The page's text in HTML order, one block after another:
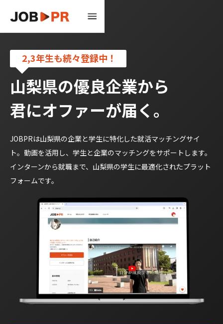
2,3年生も続々登録中！
山梨県の優良企業から
君にオファーが届く。
JOBPRは山梨県の企業と学生に特化した就活マッチングサイ
ト。動画を活用し、学生と企業のマッチングをサポートします。
インターンから就職まで、山梨県の学生に最適化されたプラット
フォームです。